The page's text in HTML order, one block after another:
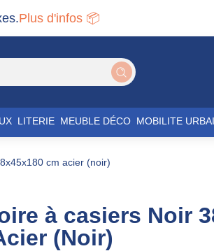
Plus d'infos 📦
LITERIE MEUBLE DÉCO MOBILITE
cm acier (noir)
à casiers Noir
(Noir)